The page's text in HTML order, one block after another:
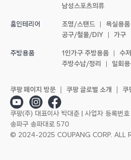
남성스포츠의류
홈인테리어 조명/스탠드 욕실용품
공구/철물/DIY
가구
주방용품 1인가구 주방용품
수
주방수납/정리
일회
쿠팡(주) 대표이사 박대준 | 사업자 등록번
송파구 송파대로 570
© 2024-2025 COUPANG CORP. ALL
쿠팡 페이지 방문 쿠팡 글로벌 소개 쿠